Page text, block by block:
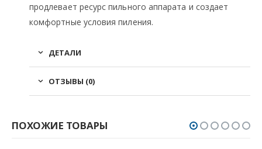
продлевает ресурс пильного аппарата и создает
комфортные условия пиления.
ДЕТАЛИ
ОТЗЫВЫ (0)
ПОХОЖИЕ ТОВАРЫ